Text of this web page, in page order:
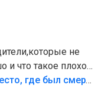
не
и что такое плохо!
же
«Попал на пику»: СК показал место, где был смертельно травмирован ребенок в Тольятти